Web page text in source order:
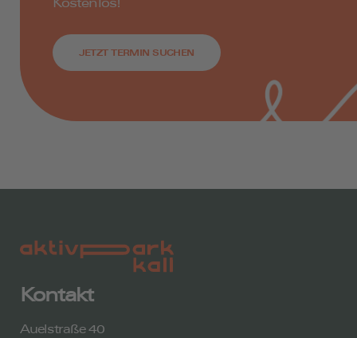
JETZT TERMIN SUCHEN
Kontakt
Auelstraße 40